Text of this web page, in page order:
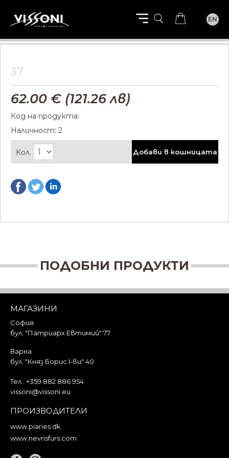
EN
37
62.00 € (121.26 лв)
Код на продукта:
Наличност: 2
Кол. Добави в кошницата
ПОДОБНИ ПРОДУКТИ
МАГАЗИНИ
София
бул. "Патриарх Евтимий" 77
Варна
бул. "Княз Борис I-ви" 40
Тел.: +359 882 886 954
vissoni@vissoni.eu
ПРОИЗВОДИТЕЛИ
www.piaries.dk
www.nevrisfurs.com